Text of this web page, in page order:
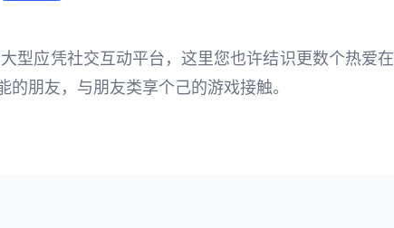
型应凭社交互动平台，这里您也许结识更数个热爱在
朋友，与朋友类享个己的游戏接触。